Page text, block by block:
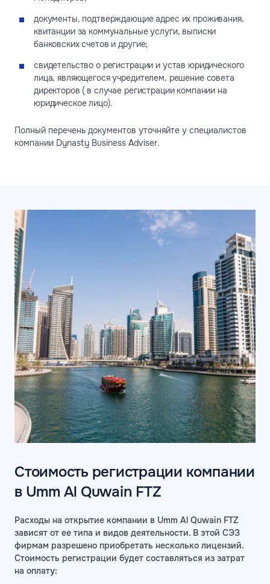
документы, подтверждающие адрес их проживания,
квитанции за коммунальные услуги, выписки
банковских счетов и другие;
свидетельство о регистрации и устав юридического
лица, являющегося учредителем, решение совета
директоров ( в случае регистрации компании на
юридическое лицо).
Полный перечень документов уточняйте у специалистов
компании Dynasty Business Adviser.
Стоимость регистрации компании
в Umm Al Quwain FTZ
Расходы на открытие компании в Umm Al Quwain FTZ
зависят от ее типа и видов деятельности. В этой СЭЗ
фирмам разрешено приобретать несколько лицензий.
Стоимость регистрации будет составляться из затрат
на оплату: